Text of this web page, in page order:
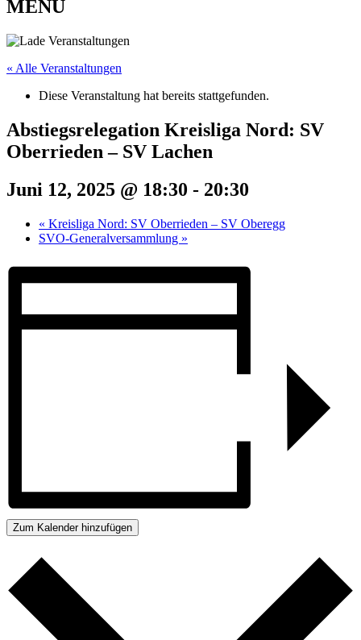
MENÜ
« Alle Veranstaltungen
Diese Veranstaltung hat bereits stattgefunden.
Abstiegsrelegation Kreisliga Nord: SV
Oberrieden – SV Lachen
Juni 12, 2025 @ 18:30 - 20:30
« Kreisliga Nord: SV Oberrieden – SV Oberegg
SVO-Generalversammlung »
Zum Kalender hinzufügen